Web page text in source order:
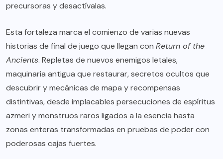
precursoras y desactívalas.
Esta fortaleza marca el comienzo de varias nuevas
historias de final de juego que llegan con Return of the
Ancients. Repletas de nuevos enemigos letales,
maquinaria antigua que restaurar, secretos ocultos que
descubrir y mecánicas de mapa y recompensas
distintivas, desde implacables persecuciones de espíritus
azmeri y monstruos raros ligados a la esencia hasta
zonas enteras transformadas en pruebas de poder con
poderosas cajas fuertes.